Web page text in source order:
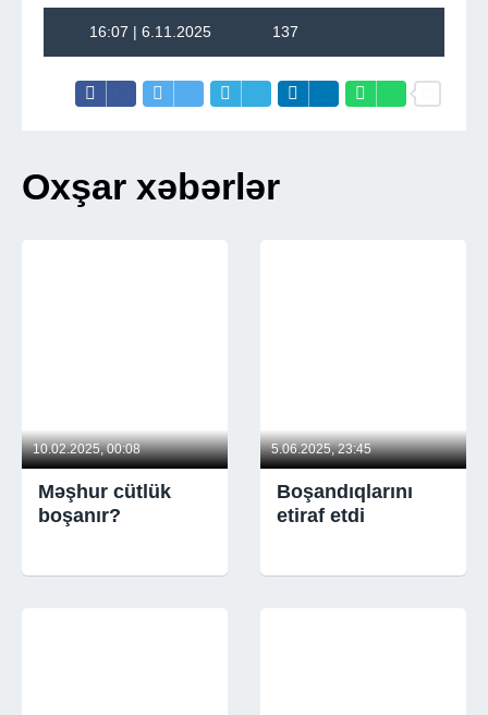
16:07 | 6.11.2025 137
Oxşar xəbərlər
10.02.2025, 00:08
Məşhur cütlük
boşanır?
5.06.2025, 23:45
Boşandıqlarını
etiraf etdi